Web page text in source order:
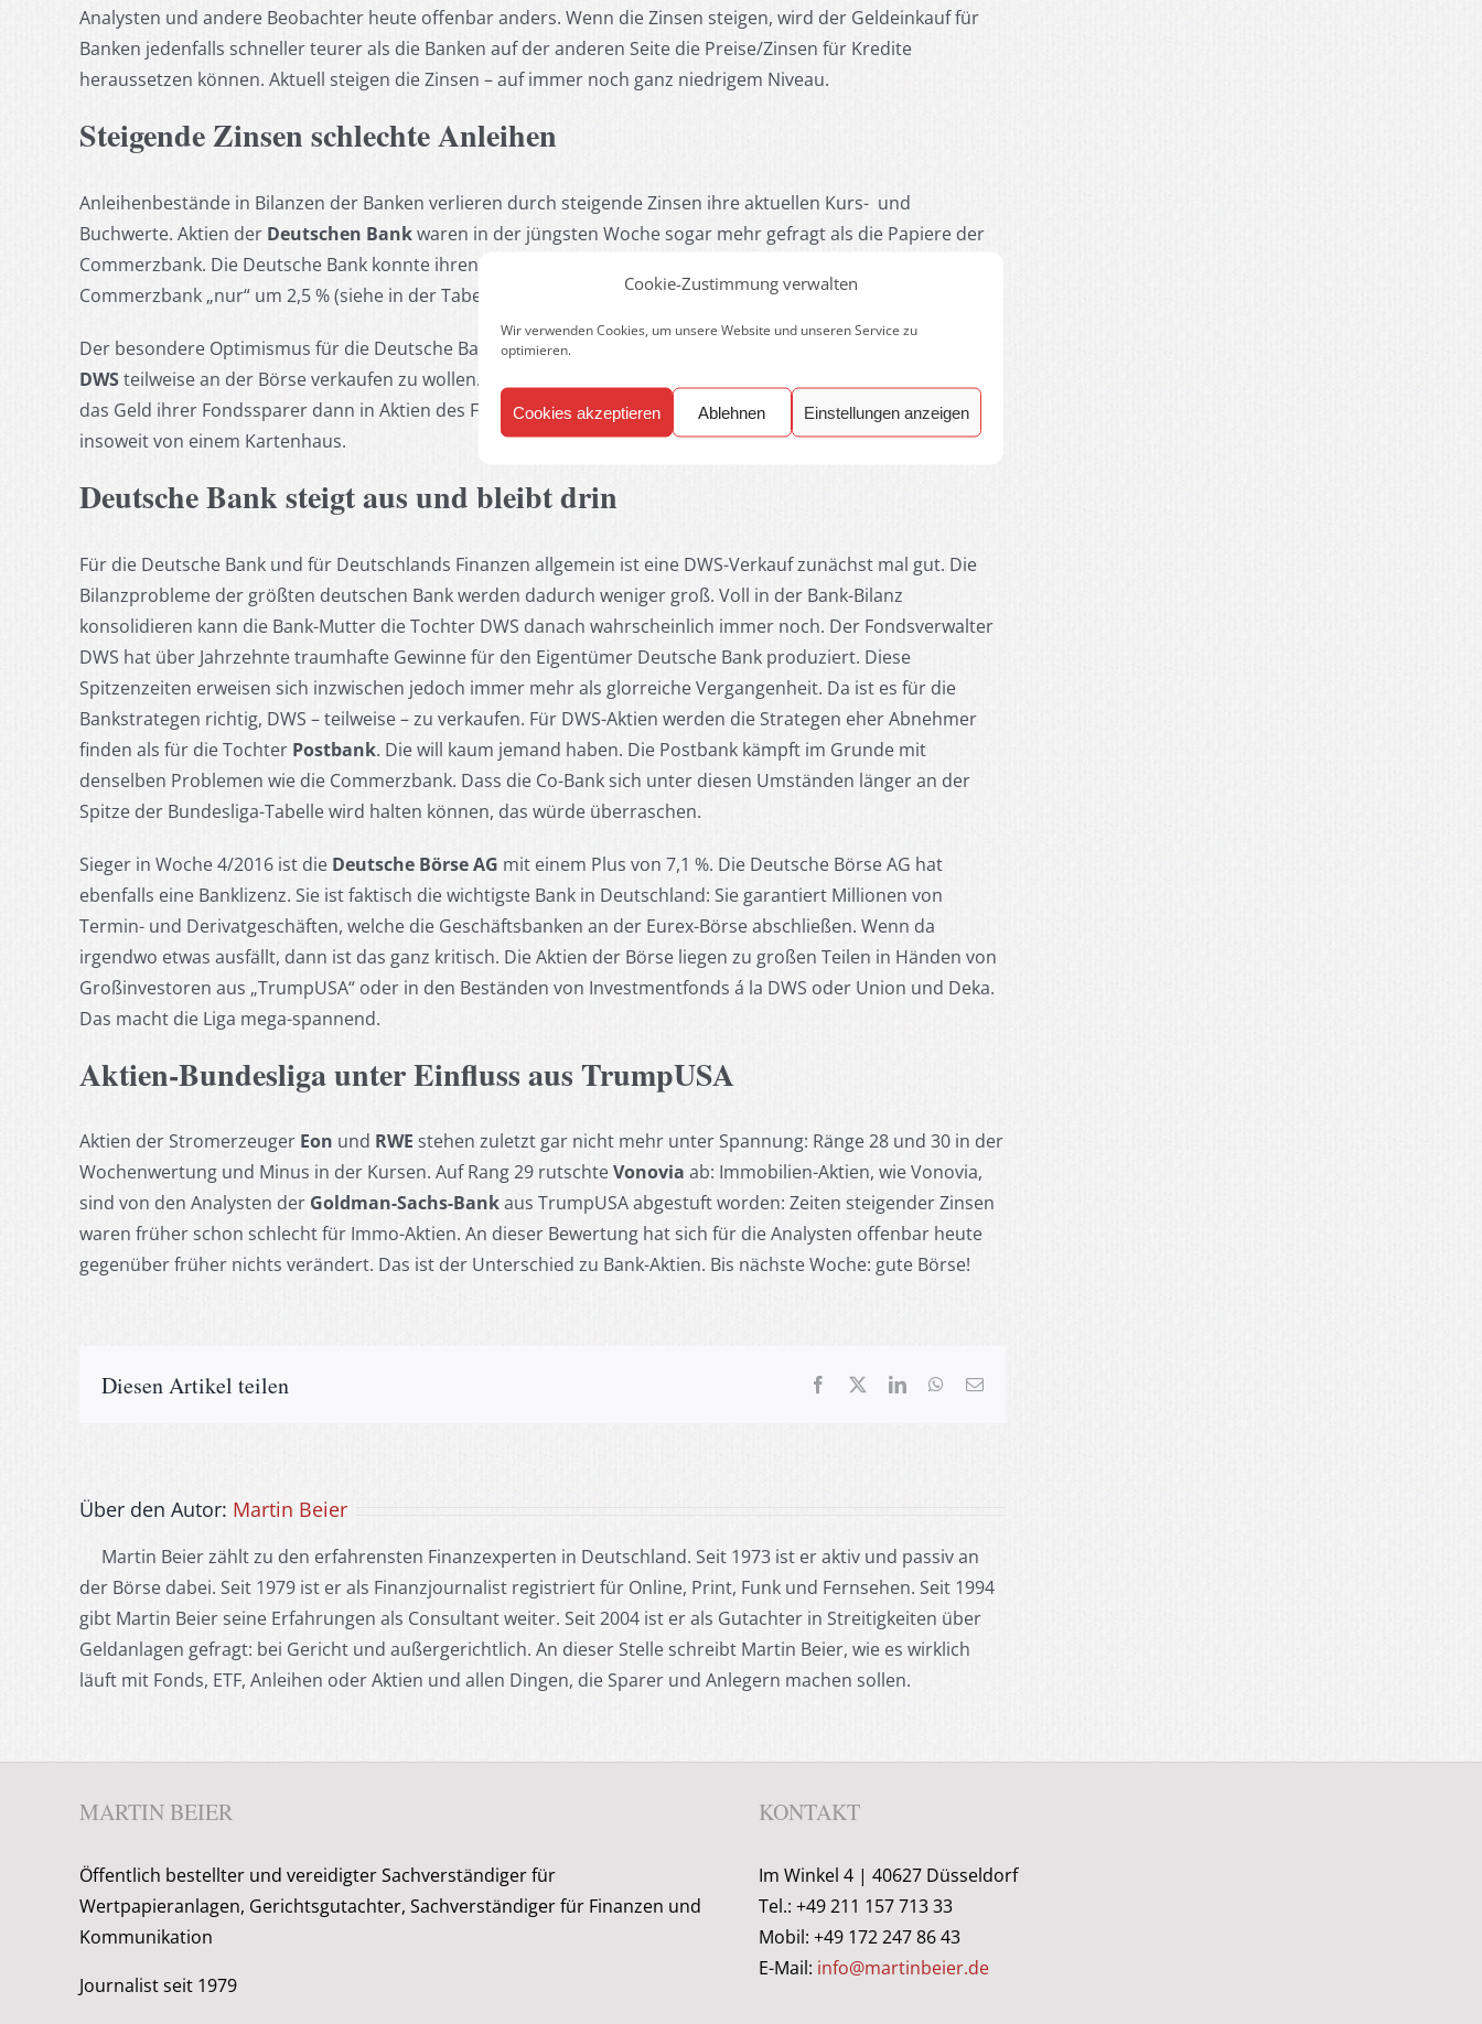
Cookie-Zustimmung verwalten
Wir verwenden Cookies, um unsere Website und unseren Service zu
optimieren.
Cookies akzeptieren Ablehnen Einstellungen anzeigen
Analysten und andere Beobachter heute offenbar anders. Wenn die Zinsen steigen, wird der Geldeinkauf für
Banken jedenfalls schneller teurer als die Banken auf der anderen Seite die Preise/Zinsen für Kredite
heraussetzen können. Aktuell steigen die Zinsen – auf immer noch ganz niedrigem Niveau.
Steigende Zinsen schlechte Anleihen
Anleihenbestände in Bilanzen der Banken verlieren durch steigende Zinsen ihre aktuellen Kurs- und
Buchwerte. Aktien der Deutschen Bankwaren in der jüngsten Woche sogar mehr gefragt als die Papiere der
Commerzbank. Die Deutsche Bank konnte ihren Kurs zwischen 23. und 27. Januar um 6,2 % steigern, die
Commerzbank „nur“ um 2,5 % (siehe in der Tabelle rechte Spalte: „Wochen-Rang“).
Der besondere Optimismus für die Deutsche Bank resultiert aus der Entscheidung, Aktien der Fondstochter
DWSteilweise an der Börse verkaufen zu wollen. Käufer sind dann im Wesentlichen Manager von Fonds, die
das Geld ihrer Fondssparer dann in Aktien des Fondsverwalter DWS stecken (müssen). Kritiker sprechen
insoweit von einem Kartenhaus.
Deutsche Bank steigt aus und bleibt drin
Für die Deutsche Bank und für Deutschlands Finanzen allgemein ist eine DWS-Verkauf zunächst mal gut. Die
Bilanzprobleme der größten deutschen Bank werden dadurch weniger groß. Voll in der Bank-Bilanz
konsolidieren kann die Bank-Mutter die Tochter DWS danach wahrscheinlich immer noch. Der Fondsverwalter
DWS hat über Jahrzehnte traumhafte Gewinne für den Eigentümer Deutsche Bank produziert. Diese
Spitzenzeiten erweisen sich inzwischen jedoch immer mehr als glorreiche Vergangenheit. Da ist es für die
Bankstrategen richtig, DWS – teilweise – zu verkaufen. Für DWS-Aktien werden die Strategen eher Abnehmer
finden als für die Tochter Postbank. Die will kaum jemand haben. Die Postbank kämpft im Grunde mit
denselben Problemen wie die Commerzbank. Dass die Co-Bank sich unter diesen Umständen länger an der
Spitze der Bundesliga-Tabelle wird halten können, das würde überraschen.
Sieger in Woche 4/2016 ist die Deutsche Börse AG mit einem Plus von 7,1 %. Die Deutsche Börse AG hat
ebenfalls eine Banklizenz. Sie ist faktisch die wichtigste Bank in Deutschland: Sie garantiert Millionen von
Termin- und Derivatgeschäften, welche die Geschäftsbanken an der Eurex-Börse abschließen. Wenn da
irgendwo etwas ausfällt, dann ist das ganz kritisch. Die Aktien der Börse liegen zu großen Teilen in Händen von
Großinvestoren aus „TrumpUSA“ oder in den Beständen von Investmentfonds á la DWS oder Union und Deka.
Das macht die Liga mega-spannend.
Aktien-Bundesliga unter Einfluss aus TrumpUSA
Aktien der Stromerzeuger Eon und RWE stehen zuletzt gar nicht mehr unter Spannung: Ränge 28 und 30 in der
Wochenwertung und Minus in der Kursen. Auf Rang 29 rutschteVonovia ab: Immobilien-Aktien, wie Vonovia,
sind von den Analysten der Goldman-Sachs-Bankaus TrumpUSA abgestuft worden: Zeiten steigender Zinsen
waren früher schon schlecht für Immo-Aktien. An dieser Bewertung hat sich für die Analysten offenbar heute
gegenüber früher nichts verändert. Das ist der Unterschied zu Bank-Aktien. Bis nächste Woche: gute Börse!
Diesen Artikel teilen Facebook LinkedInWhatsApp
E-
Über den Autor: Martin Beier
Martin Beier zählt zu den erfahrensten Finanzexperten in Deutschland. Seit 1973 ist er aktiv und passiv an
der Börse dabei. Seit 1979 ist er als Finanzjournalist registriert für Online, Print, Funk und Fernsehen. Seit 1994
gibt Martin Beier seine Erfahrungen als Consultant weiter. Seit 2004 ist er als Gutachter in Streitigkeiten über
Geldanlagen gefragt: bei Gericht und außergerichtlich. An dieser Stelle schreibt Martin Beier, wie es wirklich
läuft mit Fonds, ETF, Anleihen oder Aktien und allen Dingen, die Sparer und Anlegern machen sollen.
MARTIN BEIER
Öffentlich bestellter und vereidigter Sachverständiger für
Wertpapieranlagen, Gerichtsgutachter, Sachverständiger für Finanzen und
Kommunikation
Journalist seit 1979
KONTAKT
Im Winkel 4 | 40627 Düsseldorf
Tel.: +49 211 157 713 33
Mobil: +49 172 247 86 43
E-Mail: info@martinbeier.de